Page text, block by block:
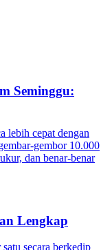
Seminggu:
lebih cepat dengan
gembor 10.000
dan benar-benar
Lengkap
secara berkedip